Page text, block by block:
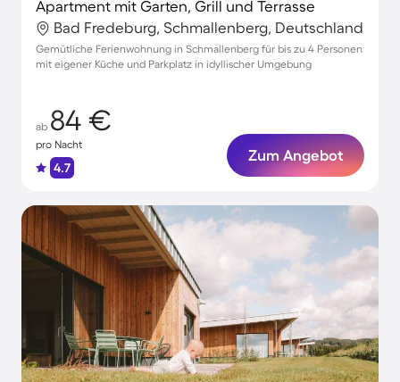
Apartment mit Garten, Grill und Terrasse
Bad Fredeburg, Schmallenberg, Deutschland
Gemütliche Ferienwohnung in Schmallenberg für bis zu 4 Personen
mit eigener Küche und Parkplatz in idyllischer Umgebung
ab 84 €
pro Nacht
4.7
Zum Angebot